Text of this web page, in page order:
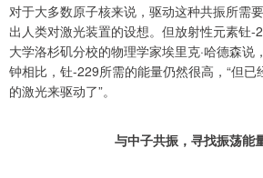
对于大多数原子核来说，驱动这种共振所需
出人类对激光装置的设想。但放射性元素钍-
大学洛杉矶分校的物理学家埃里克·哈德森说
钟相比，钍-229所需的能量仍然很高，“但已
的激光来驱动了”。
与中子共振，寻找振荡能